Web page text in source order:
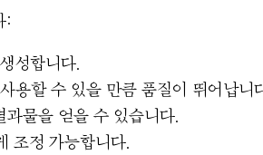
:
성합니다.
용할 수 있을 만큼 품질이 뛰어납니
물을 얻을 수 있습니다.
조정 가능합니다.